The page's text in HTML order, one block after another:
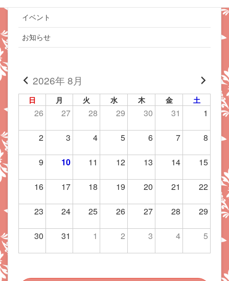
イベント
お知らせ
2026年 8月
日 月 火 水 木 金 土
26 27 28 29 30 31 1
2 3 4 5 6 7 8
9 10 11 12 13 14 15
16 17 18 19 20 21 22
23 24 25 26 27 28 29
30 31 1 2 3 4 5